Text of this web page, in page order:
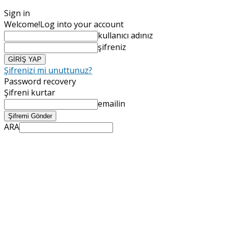
Sign in
Welcome!Log into your account
kullanıcı adınız
şifreniz
Şifrenizi mi unuttunuz?
Password recovery
Şifreni kurtar
emailin
ARA